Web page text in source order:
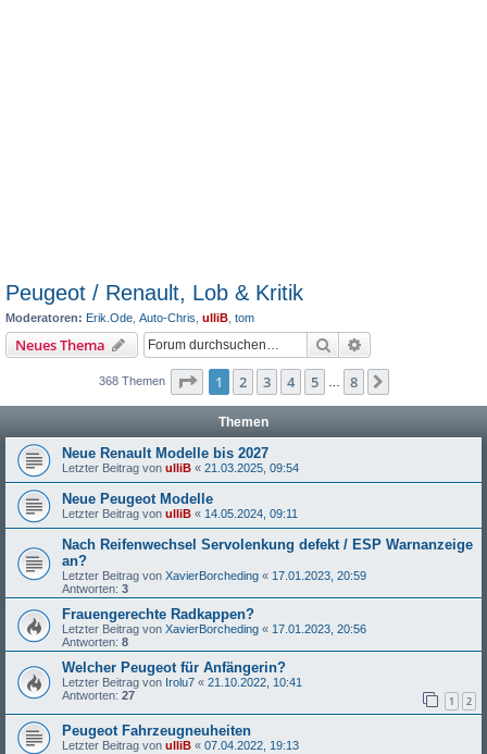
Peugeot / Renault, Lob & Kritik
Moderatoren: Erik.Ode Auto-Chris ulliB tom
Neues Thema Suche
368 Themen Seite 1von
1 2 3 4 5 8
Themen
Neue Renault Modelle bis 2027
Letzter Beitrag von ulliB « 21.03.2025, 09:54
Neue Peugeot Modelle
Letzter Beitrag von ulliB « 14.05.2024, 09:11
Nach Reifenwechsel Servolenkung defekt / ESP Warnanzeige
an?
Letzter Beitrag von XavierBorcheding « 17.01.2023, 20:59
Antworten: 3
Frauengerechte Radkappen?
Letzter Beitrag von XavierBorcheding « 17.01.2023, 20:56
Antworten: 8
Welcher Peugeot für Anfängerin?
Letzter Beitrag von Irolu7 « 21.10.2022, 10:41
Antworten: 27 1 2
Peugeot Fahrzeugneuheiten
Letzter Beitrag von ulliB « 07.04.2022, 19:13